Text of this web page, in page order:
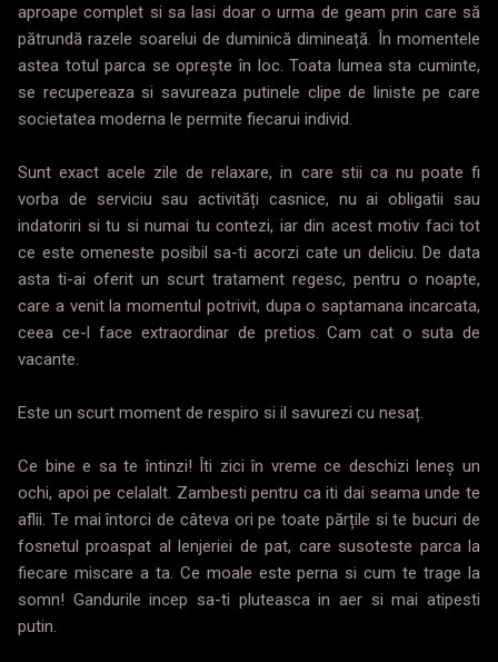
aproape complet si sa lasi doar o urma de geam prin care să
pătrundă razele soarelui de duminică dimineață. În momentele
astea totul parca se oprește în loc. Toata lumea sta cuminte,
se recupereaza si savureaza putinele clipe de liniste pe care
societatea moderna le permite fiecarui individ.
Sunt exact acele zile de relaxare, in care stii ca nu poate fi
vorba de serviciu sau activități casnice, nu ai obligatii sau
indatoriri si tu si numai tu contezi, iar din acest motiv faci tot
ce este omeneste posibil sa-ti acorzi cate un deliciu. De data
asta ti-ai oferit un scurt tratament regesc, pentru o noapte,
care a venit la momentul potrivit, dupa o saptamana incarcata,
ceea ce-l face extraordinar de pretios. Cam cat o suta de
vacante.
Este un scurt moment de respiro si il savurezi cu nesaț.
Ce bine e sa te întinzi! Îti zici în vreme ce deschizi leneș un
ochi, apoi pe celalalt. Zambesti pentru ca iti dai seama unde te
aflii. Te mai întorci de câteva ori pe toate părțile si te bucuri de
fosnetul proaspat al lenjeriei de pat, care susoteste parca la
fiecare miscare a ta. Ce moale este perna si cum te trage la
somn! Gandurile incep sa-ti pluteasca in aer si mai atipesti
putin.